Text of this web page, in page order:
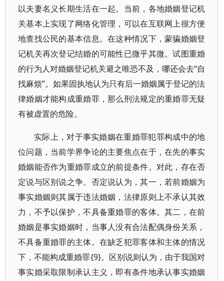
以夫妻名义长期生活在一起。当前，各地婚姻登记机
关基本上实现了网络化管理，可以在互联网上很方便
地查找公民的基本信息。在这种情况下，蒙骗婚姻登
记机关再次登记结婚的可能性已微乎其微。试图重婚
的行为人对婚姻登记机关避之唯恐不及，哪还会去“自
找麻烦”。如果固执地认为只有后一婚姻属于登记的法
律婚姻才能构成重婚罪，那么刑法规定的重婚罪无疑
有被虚置的危险。
实际上，对于事实婚姻在重婚罪犯罪构成中的地
位问题，当前学界争论的主要焦点在于，在先的事实
婚姻能否作为重婚罪成立的前提条件。对此，存在否
定说与区别说之争。否定说认为，其一，若前婚姻为
事实婚姻则其属于违法婚姻，法律原则上不承认其效
力，不予以保护，不具备重婚罪的客体。其二，在前
婚姻是事实婚姻时，当事人没有合法配偶身份关系，
不具备重婚罪的主体。在缺乏犯罪客体和主体的情况
下，不能构成重婚罪{9}。区别说则认为，由于我国对
事实婚采取限制承认主义，即有条件地承认事实婚姻